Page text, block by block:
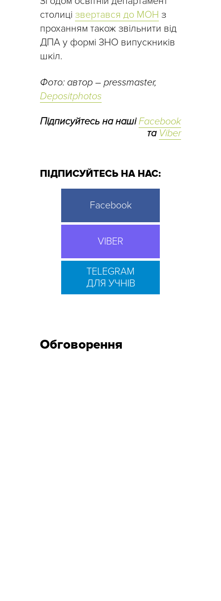
столиці звертався до МОН з
проханням також звільнити від
ДПА у формі ЗНО випускників
шкіл.
Фото: автор – pressmaster,
Depositphotos
Підписуйтесь на нашіFacebook
та Viber
ПІДПИСУЙТЕСЬ НА НАС:
Facebook
VIBER
TELEGRAM
ДЛЯ УЧНІВ
Обговорення